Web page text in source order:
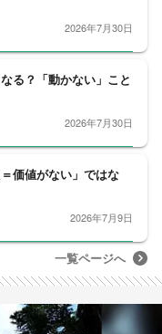
2026年7月30日
る？「動かない」こと
2026年7月30日
価値がない」ではな
2026年7月9日
一覧ページへ